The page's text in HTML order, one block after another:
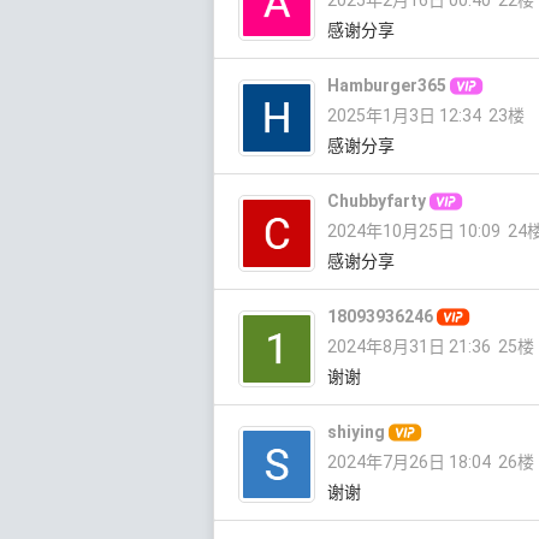
感谢分享
Hamburger365
2025年1月3日 12:34 23楼
感谢分享
Chubbyfarty
2024年10月25日 10:09 24
感谢分享
18093936246
2024年8月31日 21:36 25楼
谢谢
shiying
2024年7月26日 18:04 26楼
谢谢